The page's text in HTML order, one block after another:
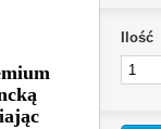
Ilość